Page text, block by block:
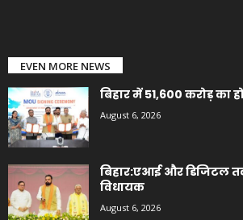
EVEN MORE NEWS
बिहार में 51,600 करोड़ का
August 6, 2026
बिहार:एआई और डिजिटल
विधायक
August 6, 2026